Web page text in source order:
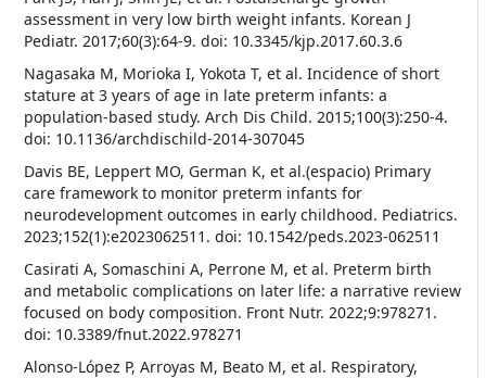
assessment in very low birth weight infants. Korean J
Pediatr. 2017;60(3):64-9. doi: 10.3345/kjp.2017.60.3.6
Nagasaka M, Morioka I, Yokota T, et al. Incidence of short
stature at 3 years of age in late preterm infants: a
population-based study. Arch Dis Child. 2015;100(3):250-4.
doi: 10.1136/archdischild-2014-307045
Davis BE, Leppert MO, German K, et al.(espacio) Primary
care framework to monitor preterm infants for
neurodevelopment outcomes in early childhood. Pediatrics.
2023;152(1):e2023062511. doi: 10.1542/peds.2023-062511
Casirati A, Somaschini A, Perrone M, et al. Preterm birth
and metabolic complications on later life: a narrative review
focused on body composition. Front Nutr. 2022;9:978271.
doi: 10.3389/fnut.2022.978271
Alonso-López P, Arroyas M, Beato M, et al. Respiratory,